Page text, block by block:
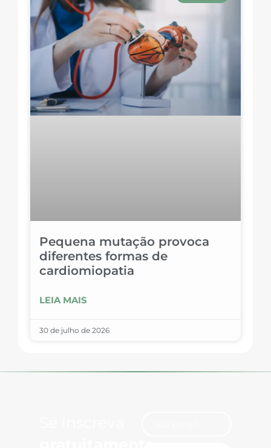
Pequena mutação provoca
diferentes formas de
cardiomiopatia
LEIA MAIS
30 de julho de 2026